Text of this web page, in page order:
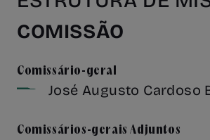
COMISSÃO
Comissário-geral
José Augusto Cardoso
Comissários-gerais Adjuntos